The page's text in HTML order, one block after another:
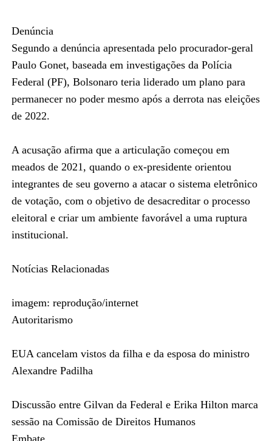
Denúncia
Segundo a denúncia apresentada pelo procurador-geral
Paulo Gonet, baseada em investigações da Polícia
Federal (PF), Bolsonaro teria liderado um plano para
permanecer no poder mesmo após a derrota nas eleições
de 2022.
A acusação afirma que a articulação começou em
meados de 2021, quando o ex-presidente orientou
integrantes de seu governo a atacar o sistema eletrônico
de votação, com o objetivo de desacreditar o processo
eleitoral e criar um ambiente favorável a uma ruptura
institucional.
Notícias Relacionadas
imagem: reprodução/internet
Autoritarismo
EUA cancelam vistos da filha e da esposa do ministro
Alexandre Padilha
Discussão entre Gilvan da Federal e Erika Hilton marca
sessão na Comissão de Direitos Humanos
Embate